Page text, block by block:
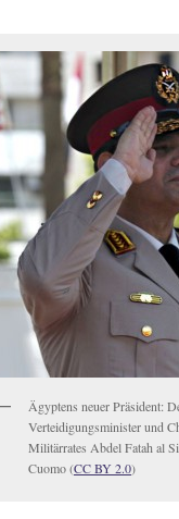
Ägyptens neuer Präsident:
Verteidigungsminister und
Militärrates Abdel Fatah al
Cuomo (CC BY 2.0)